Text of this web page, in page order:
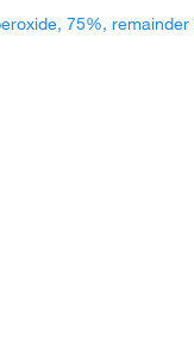
75%, remainder